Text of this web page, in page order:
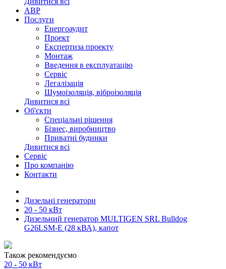
АВР
Послуги
Енергоаудит
Проект
Експертиза проекту
Монтаж
Введення в експлуатацію
Сервіс
Легалізація
Шумоізоляція, віброізоляція
Дивитися всі
Об'єкти
Спеціальні рішення
Бізнес, виробництво
Приватні будинки
Дивитися всі
Сервіс
Про компанію
Контакти
Дизельні генератори
20 - 50 кВт
Дизельний генератор MULTIGEN SRL Bulldog
G26LSM-E (28 кВА), капот
Також рекомендуємо
20 - 50 кВт